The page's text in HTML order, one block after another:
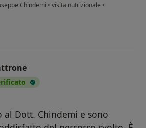
Chindemi • visita nutrizionale •
Catya
al Dott. Chindemi e sono